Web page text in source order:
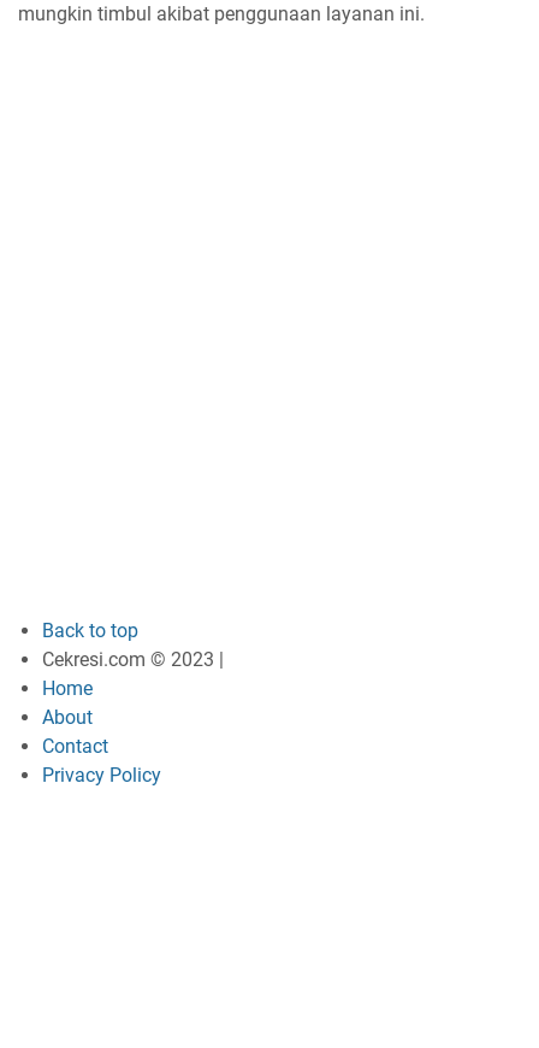
mungkin timbul akibat penggunaan layanan ini.
Back to top
Cekresi.com © 2023 |
Home
About
Contact
Privacy Policy